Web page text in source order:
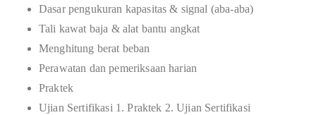
Dasar pengukuran kapasitas & signal (aba-aba)
Tali kawat baja & alat bantu angkat
Menghitung berat beban
Perawatan dan pemeriksaan harian
Praktek
Ujian Sertifikasi 1. Praktek 2. Ujian Sertifikasi